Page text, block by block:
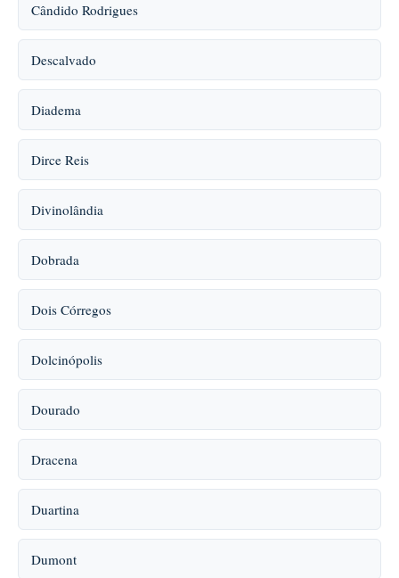
Cândido Rodrigues
Descalvado
Diadema
Dirce Reis
Divinolândia
Dobrada
Dois Córregos
Dolcinópolis
Dourado
Dracena
Duartina
Dumont